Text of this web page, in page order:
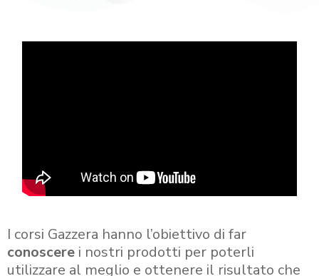
I corsi Gazzera hanno l’obiettivo di far
conoscere i nostri prodotti per poterli
utilizzare al meglio e ottenere il risultato che